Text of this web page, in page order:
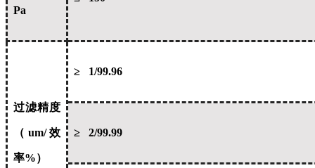
Pa
过滤精度
（um/效
率%）
≥ 1/99.96
≥ 2/99.99